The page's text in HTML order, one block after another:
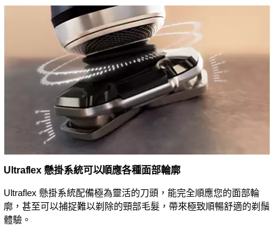
Ultraflex 懸掛系統可以順應各種面部輪廓
Ultraflex 懸掛系統配備極為靈活的刀頭，能完全順應您的面部輪
廓，甚至可以捕捉難以剃除的頸部毛髮，帶來極致順暢舒適的剃鬚
體驗。